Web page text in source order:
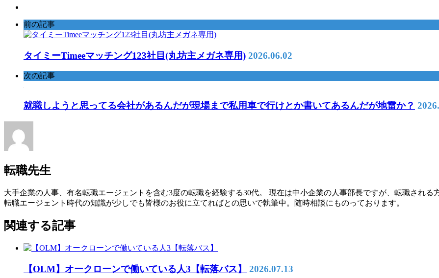
前の記事
タイミーTimeeマッチング123社目(丸坊主メガネ専用) 2026.06.02
次の記事
就職しようと思ってる会社があるんだが現場まで私用車で行けとか書いてあるんだが地雷か？
転職先生
大手企業の人事、有名転職エージェントを含む3度の転職を経験する30代。 現在は中小企業の人事部長ですが、転職され
転職エージェント時代の知識が少しでも皆様のお役に立てればとの思いで執筆中。随時相談にものっております。
関連する記事
【OLM】オークローンで働いている人3【転落バス】 2026.07.13